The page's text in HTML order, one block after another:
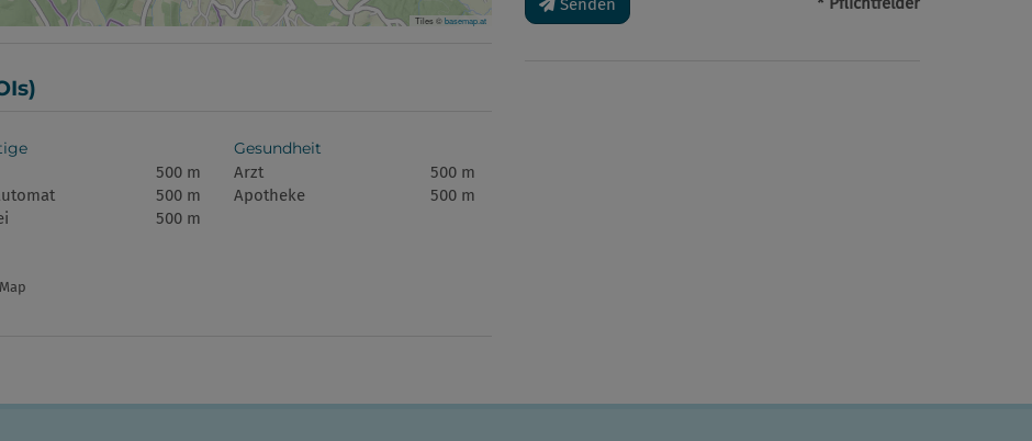
Tiles ©basemap.at
500 m
500 m
500 m
Gesundheit
Arzt
500 m
Apotheke
500 m
Senden